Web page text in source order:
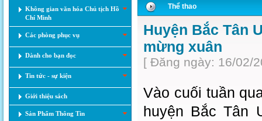
Không gian văn hóa Chủ tịch Hồ
Chí Minh
Các phòng phục vụ
Dành cho bạn đọc
Tin tức - sự kiện
Giới thiệu sách
Sản Phẩm Thông Tin
Thể thao
Huyện Bắc Tân
mừng xuân
[ Đăng ngày: 16/02/
Vào cuối tuần
huyện Bắc Tân